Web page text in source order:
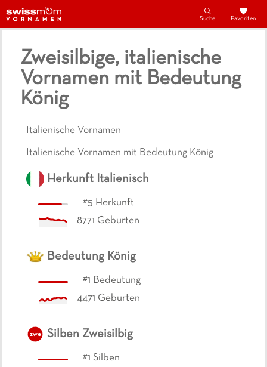
Suche Favoriten
Zweisilbige, italienische
Vornamen mit Bedeutung
König
Italienische Vornamen
Italienische Vornamen mit Bedeutung König
Herkunft Italienisch
#5 Herkunft
8771 Geburten
Bedeutung König
#1 Bedeutung
4471 Geburten
zwe Silben Zweisilbig
#1 Silben